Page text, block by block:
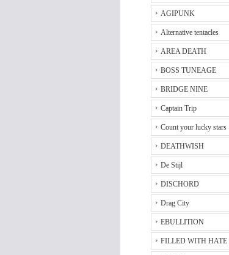
AGIPUNK
Alternative tentacles
AREA DEATH
BOSS TUNEAGE
BRIDGE NINE
Captain Trip
Count your lucky stars
DEATHWISH
De Stijl
DISCHORD
Drag City
EBULLITION
FILLED WITH HATE